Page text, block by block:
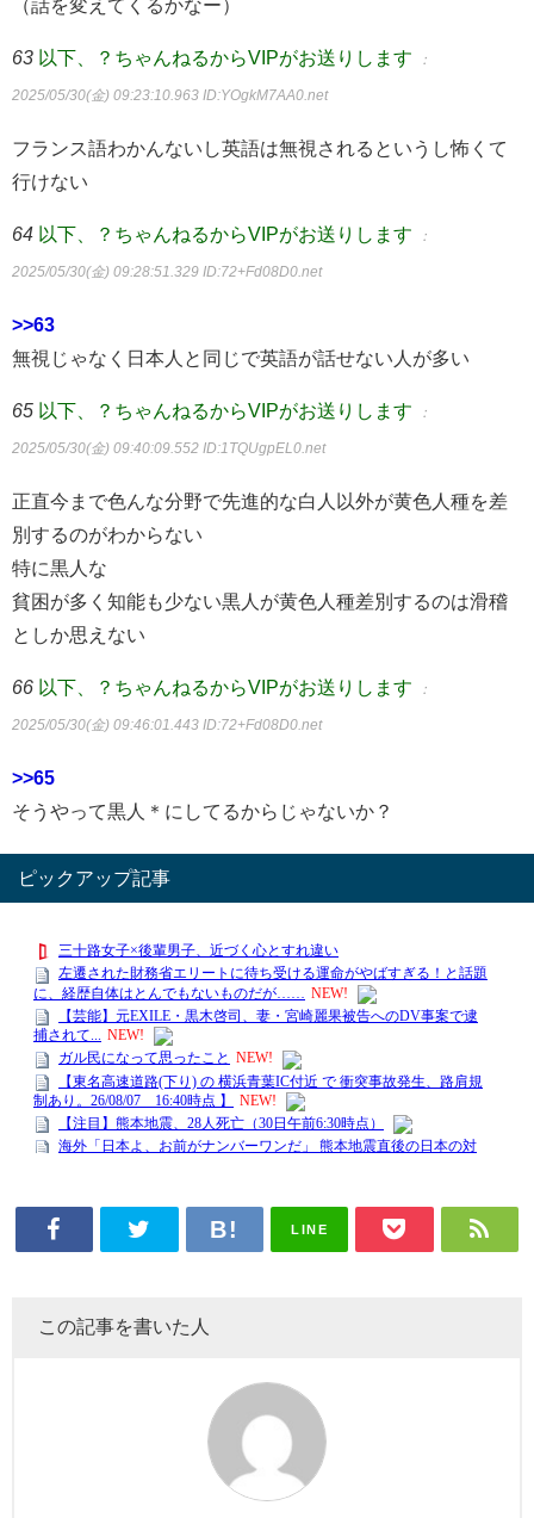
（話を変えてくるかなー）
63 以下、？ちゃんねるからVIPがお送りします ：
2025/05/30(金) 09:23:10.963 ID:YOgkM7AA0.net
フランス語わかんないし英語は無視されるというし怖くて
行けない
64 以下、？ちゃんねるからVIPがお送りします ：
2025/05/30(金) 09:28:51.329 ID:72+Fd08D0.net
>>63
無視じゃなく日本人と同じで英語が話せない人が多い
65 以下、？ちゃんねるからVIPがお送りします ：
2025/05/30(金) 09:40:09.552 ID:1TQUgpEL0.net
正直今まで色んな分野で先進的な白人以外が黄色人種を差
別するのがわからない
特に黒人な
貧困が多く知能も少ない黒人が黄色人種差別するのは滑稽
としか思えない
66 以下、？ちゃんねるからVIPがお送りします ：
2025/05/30(金) 09:46:01.443 ID:72+Fd08D0.net
>>65
そうやって黒人＊にしてるからじゃないか？
ピックアップ記事
LINE
この記事を書いた人